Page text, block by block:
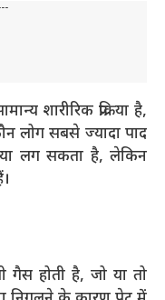
शारीरिक प्रक्रिया है,
लोग सबसे ज्यादा पाद
लग सकता है, लेकिन
होती है, जो या तो